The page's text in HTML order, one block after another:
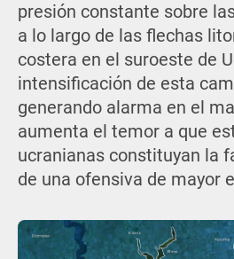
presión constante sobre
a lo largo de las flechas
costera en el suroeste de
intensificación de esta
generando alarma en el
aumenta el temor a que
ucranianas constituyan la
de una ofensiva de mayor